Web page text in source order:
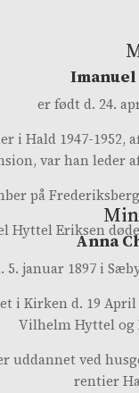
er født d. 24.
i Hald 1947-
var han leder
på
Hyttel EriksenAnna
5. januar 1897 i
i Kirken d. 19
Vilhelm Hyttel og
ved
rentier
V